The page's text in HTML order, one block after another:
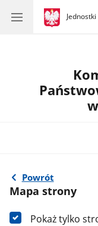
gov.pl
gov.pl
Powrót
Mapa strony
Pokaż tylko